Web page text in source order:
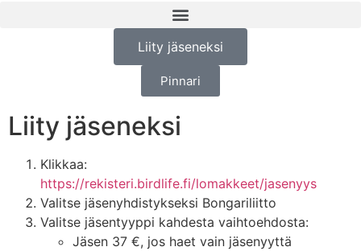
Liity jäseneksi
Pinnari
Liity jäseneksi
Klikkaa:
https://rekisteri.birdlife.fi/lomakkeet/jasenyys
Valitse jäsenyhdistykseksi Bongariliitto
Valitse jäsentyyppi kahdesta vaihtoehdosta:
Jäsen 37 €, jos haet vain jäsenyyttä